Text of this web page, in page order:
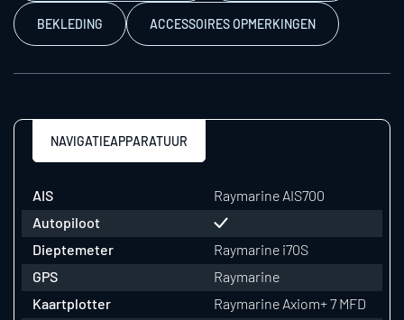
BEKLEDING ACCESSOIRES OPMERKINGEN
NAVIGATIEAPPARATUUR
AIS
Raymarine AIS700
Autopiloot
Dieptemeter
Raymarine i70S
GPS
Raymarine
Kaartplotter
Raymarine Axiom+ 7 MFD